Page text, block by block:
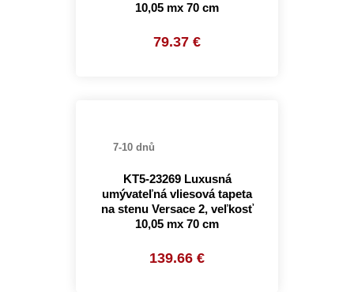
10,05 mx 70 cm
79.37 €
7-10 dnů
KT5-23269 Luxusná
umývateľná vliesová tapeta
na stenu Versace 2, veľkosť
10,05 mx 70 cm
139.66 €